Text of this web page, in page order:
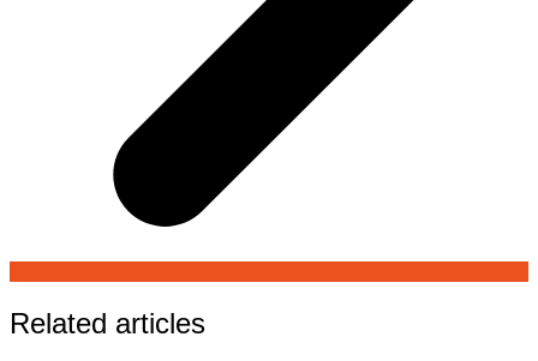
Related articles